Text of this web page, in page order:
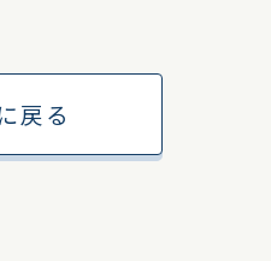
戻る